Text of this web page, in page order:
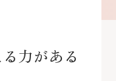
力がある